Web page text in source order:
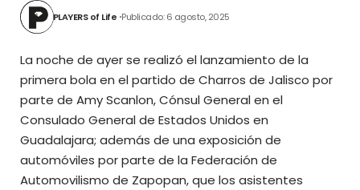
PLAYERS of Life Publicado: 6 agosto, 2025
La noche de ayer se realizó el lanzamiento de la
primera bola en el partido de Charros de Jalisco por
parte de Amy Scanlon, Cónsul General en el
Consulado General de Estados Unidos en
Guadalajara; además de una exposición de
automóviles por parte de la Federación de
Automovilismo de Zapopan, que los asistentes